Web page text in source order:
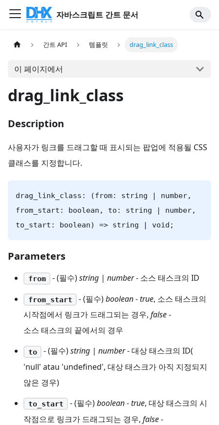
자바스크립트 간트 문서
간트 API 템플릿 drag_link_class
이 페이지에서
drag_link_class
Description
사용자가 링크를 드래그할 때 표시되는 팝업에 적용될 CSS
클래스를 지정합니다.
drag_link_class: (from: string | number,
from_start: boolean, to: string | number,
to_start: boolean) => string | void;
Parameters
from - (필수)string | number- 소스 태스크의 ID
from_start - (필수)boolean-true, 소스 태스크의
시작점에서 링크가 드래그되는 경우, false-
소스 태스크의 끝에서의 경우
to - (필수)string | number- 대상 태스크의 ID(
'null' atau 'undefined', 대상 태스크가 아직 지정되지
않은 경우)
to_start - (필수)boolean-true, 대상 태스크의 시
작점으로 링크가 드래그되는 경우, false-